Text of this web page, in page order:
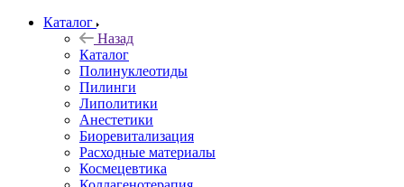
Каталог
Назад
Каталог
Полинуклеотиды
Пилинги
Липолитики
Анестетики
Биоревитализация
Расходные материалы
Космецевтика